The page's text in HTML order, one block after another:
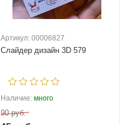
Артикул: 00006827
Слайдер дизайн 3D 579
Наличие: много
90 руб.